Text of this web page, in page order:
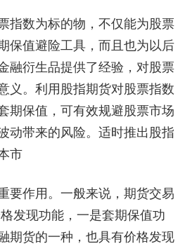
数为标的物，不仅能为股票
保值避险工具，而且也为以后
融衍生品提供了经验，对股票
义。利用股指期货对股票指数
期保值，可有效规避股票市场
动带来的风险。适时推出股指
市
作用。一般来说，期货交易
发现功能，一是套期保值功
期货的一种，也具有价格发现